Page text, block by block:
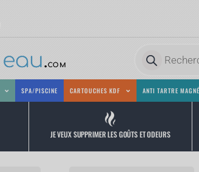
SPA/PISCINE CARTOUCHES KDF ANTI TARTRE
JE VEUX SUPPRIMER LES GOÛTS ET ODEURS